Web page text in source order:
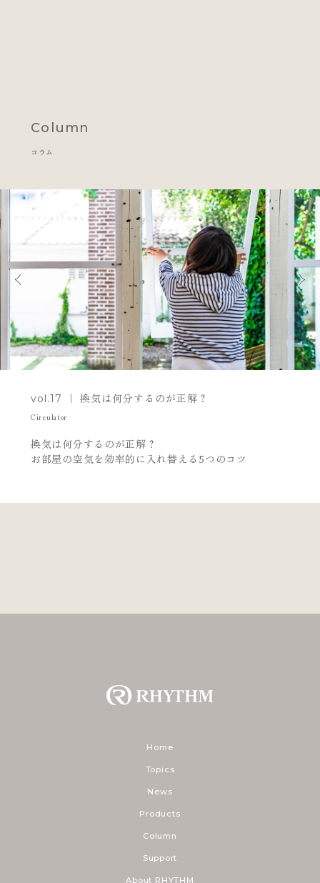
Column
コラム
vol.17 ｜ 換気は何分するのが正解？
Circulator
換気は何分するのが正解？
お部屋の空気を効率的に入れ替える5つのコツ
Home
Topics
News
Products
Column
Support
About RHYTHM